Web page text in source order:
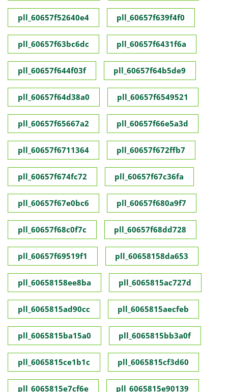
pll_60657f52640e4 pll_60657f639f4f0
pll_60657f63bc6dc pll_60657f6431f6a
pll_60657f644f03f pll_60657f64b5de9
pll_60657f64d38a0 pll_60657f6549521
pll_60657f65667a2 pll_60657f66e5a3d
pll_60657f6711364 pll_60657f672ffb7
pll_60657f674fc72 pll_60657f67c36fa
pll_60657f67e0bc6 pll_60657f680a9f7
pll_60657f68c0f7c pll_60657f68dd728
pll_60657f69519f1 pll_60658158da653
pll_60658158ee8ba pll_6065815ac727d
pll_6065815ad90cc pll_6065815aecfeb
pll_6065815ba15a0 pll_6065815bb3a0f
pll_6065815ce1b1c pll_6065815cf3d60
pll_6065815e7cf6e pll_6065815e90139